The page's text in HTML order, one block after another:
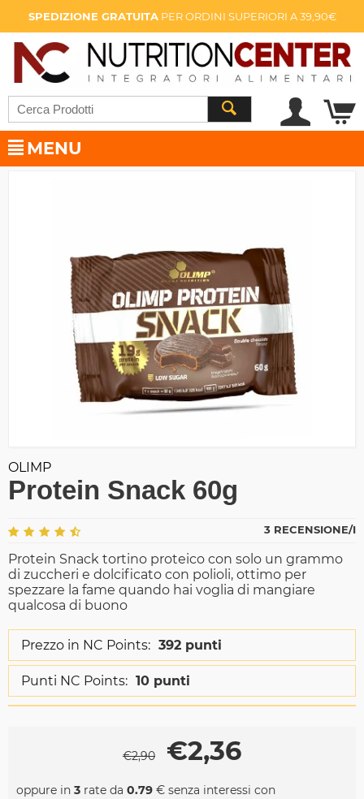
SPEDIZIONE GRATUITAPER ORDINI SUPERIORI A 39,90€
MENU
OLIMP
Protein Snack 60g
3 RECENSIONE/I
Protein Snack tortino proteico con solo un grammo
di zuccheri e dolcificato con polioli, ottimo per
spezzare la fame quando hai voglia di mangiare
qualcosa di buono
Prezzo in NC Points: 392 punti
Punti NC Points: 10 punti
€2,90 €2,36
oppure in 3 rate da 0.79 € senza interessi con